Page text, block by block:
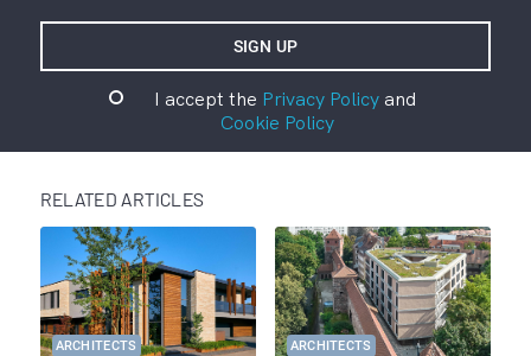
I accept the Privacy Policyand
Cookie Policy
RELATED ARTICLES
ARCHITECTS ARCHITECTS